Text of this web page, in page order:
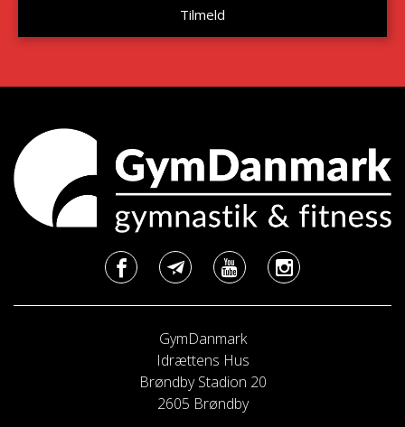
GymDanmark
Idrættens Hus
Brøndby Stadion 20
2605 Brøndby